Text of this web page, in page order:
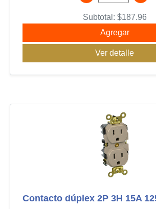
Subtotal: $187.96
Agregar
Ver detalle
Contacto dúplex 2P 3H 15A